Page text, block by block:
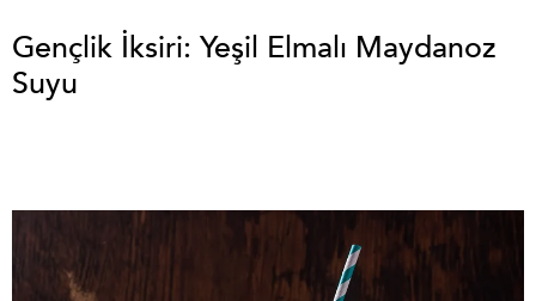
Gençlik İksiri: Yeşil Elmalı Maydanoz
Suyu